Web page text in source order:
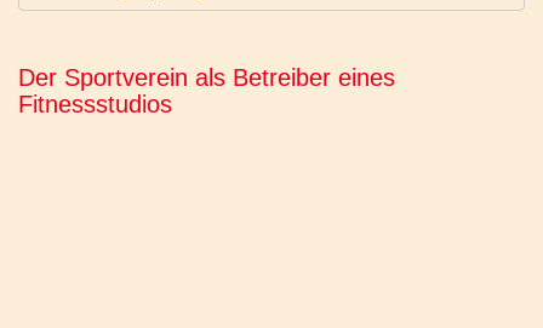
Der Sportverein als Betreiber eines
Fitnessstudios